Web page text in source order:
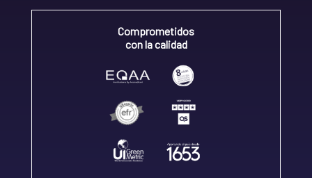
Comprometidos
con la calidad